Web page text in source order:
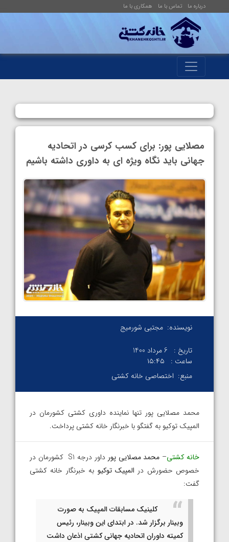
درباره ما تماس با ما همکاری با ما
مصلایی پور: برای کسب کرسی در اتحادیه
جهانی باید نگاه ویژه ای به داوری داشته باشیم
نویسنده: مجتبی شورمیج
تاریخ :
6 مرداد 1400
ساعت :
۱۵:۴۵
منبع: اختصاصی خانه کشتی
محمد مصلایی پور تنها نماینده داوری کشتی کشورمان در
المپیک توکیو به گفتگو با خبرنگار خانه کشتی پرداخت.
خانه کشتی– محمد مصلایی پور
داور درجه S1 کشورمان در
خصوص حضورش در المپیک توکیو به خبرنگار خانه کشتی
گفت:
کلینیک مسابقات المپیک به صورت
وبینار برگزار شد. در ابتدای این وبینار، رئیس
کمیته داوران اتحادیه جهانی کشتی اذعان داشت